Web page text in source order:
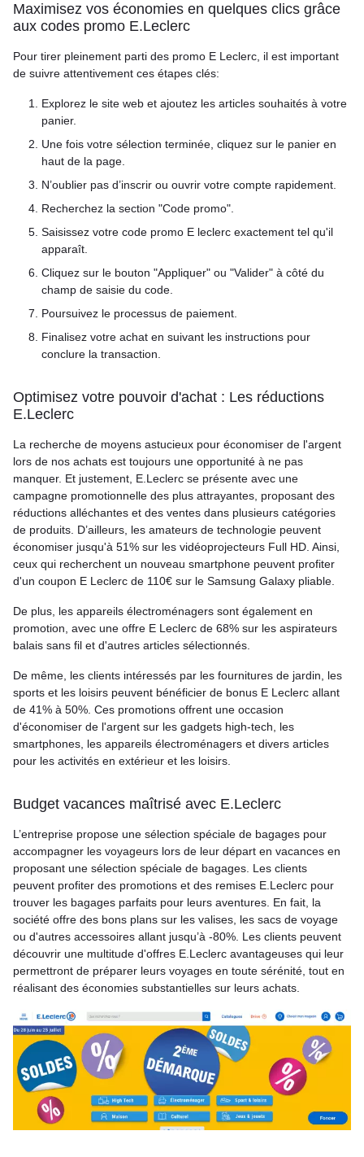
Maximisez vos économies en quelques clics grâce
aux codes promo E.Leclerc
Pour tirer pleinement parti des promo E Leclerc, il est important
de suivre attentivement ces étapes clés:
Explorez le site web et ajoutez les articles souhaités à votre
panier.
Une fois votre sélection terminée, cliquez sur le panier en
haut de la page.
N’oublier pas d’inscrir ou ouvrir votre compte rapidement.
Recherchez la section "Code promo".
Saisissez votre code promo E leclerc exactement tel qu'il
apparaît.
Cliquez sur le bouton "Appliquer" ou "Valider" à côté du
champ de saisie du code.
Poursuivez le processus de paiement.
Finalisez votre achat en suivant les instructions pour
conclure la transaction.
Optimisez votre pouvoir d'achat : Les réductions
E.Leclerc
La recherche de moyens astucieux pour économiser de l'argent
lors de nos achats est toujours une opportunité à ne pas
manquer. Et justement, E.Leclerc se présente avec une
campagne promotionnelle des plus attrayantes, proposant des
réductions alléchantes et des ventes dans plusieurs catégories
de produits. D’ailleurs, les amateurs de technologie peuvent
économiser jusqu'à 51% sur les vidéoprojecteurs Full HD. Ainsi,
ceux qui recherchent un nouveau smartphone peuvent profiter
d'un coupon E Leclerc de 110€ sur le Samsung Galaxy pliable.
De plus, les appareils électroménagers sont également en
promotion, avec une offre E Leclerc de 68% sur les aspirateurs
balais sans fil et d'autres articles sélectionnés.
De même, les clients intéressés par les fournitures de jardin, les
sports et les loisirs peuvent bénéficier de bonus E Leclerc allant
de 41% à 50%. Ces promotions offrent une occasion
d'économiser de l'argent sur les gadgets high-tech, les
smartphones, les appareils électroménagers et divers articles
pour les activités en extérieur et les loisirs.
Budget vacances maîtrisé avec E.Leclerc
L’entreprise propose une sélection spéciale de bagages pour
accompagner les voyageurs lors de leur départ en vacances en
proposant une sélection spéciale de bagages. Les clients
peuvent profiter des promotions et des remises E.Leclerc pour
trouver les bagages parfaits pour leurs aventures. En fait, la
société offre des bons plans sur les valises, les sacs de voyage
ou d'autres accessoires allant jusqu’à -80%. Les clients peuvent
découvrir une multitude d'offres E.Leclerc avantageuses qui leur
permettront de préparer leurs voyages en toute sérénité, tout en
réalisant des économies substantielles sur leurs achats.